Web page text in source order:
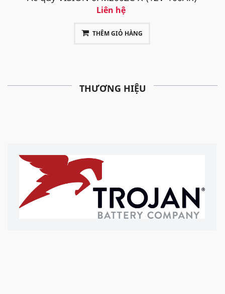
Liên hệ
THÊM GIỎ HÀNG
THƯƠNG HIỆU